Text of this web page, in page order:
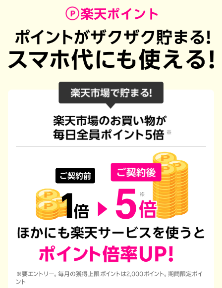
※要エントリー。毎月の獲得上限ポイントは2,000ポイント。期間限定ポイ
ント